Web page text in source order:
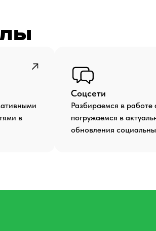
в
Соцсети
Разбираемся в работе
погружаемся в
обновления